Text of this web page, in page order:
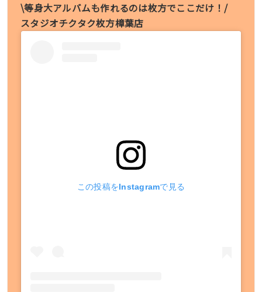
\等身大アルバムも作れるのは枚方でここだけ！/
スタジオチクタク枚方樟葉店
この投稿をInstagramで見る